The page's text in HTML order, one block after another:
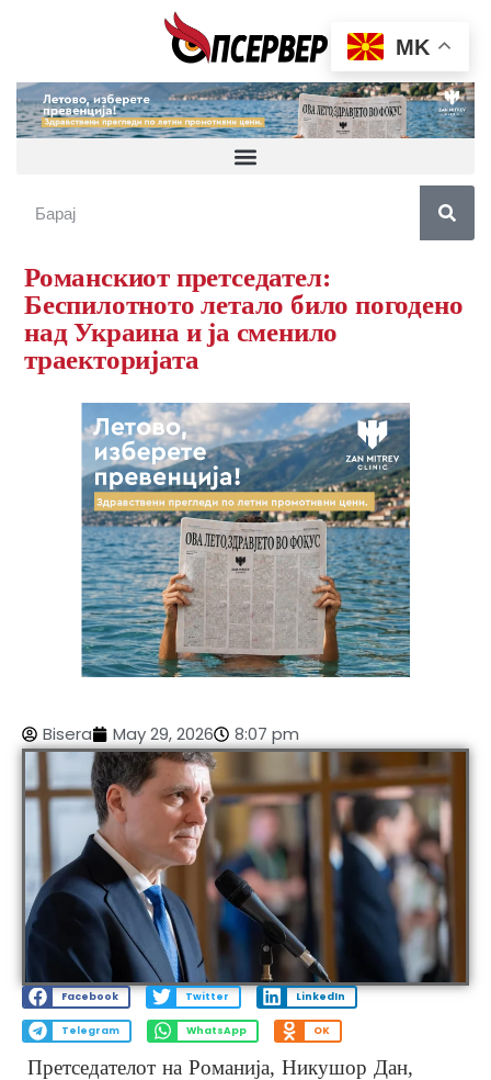
Романскиот претседател:
Беспилотното летало било погодено
над Украина и ја сменило
траекторијата
Bisera May 29, 2026 8:07 pm
Facebook Twitter LinkedIn
Telegram WhatsApp OK
Претседателот на Романија, Никушор Дан,
MK